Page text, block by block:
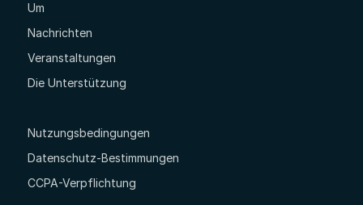
Um
Nachrichten
Veranstaltungen
Die Unterstützung
Nutzungsbedingungen
Datenschutz-Bestimmungen
CCPA-Verpflichtung